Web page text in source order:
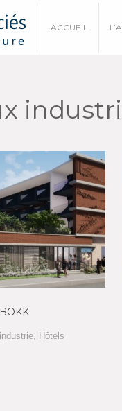
ACCUEIL
BOKK
, Hôtels